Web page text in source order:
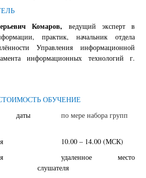
Комаров, ведущий эксперт в
практик, начальник отдела
Управления информационной
информационных технологий г.
ОБУЧЕНИЕ
даты
по мере набора групп
10.00 – 14.00 (МСК)
удаленное место
слушателя